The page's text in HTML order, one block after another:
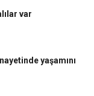
var
yaşamını